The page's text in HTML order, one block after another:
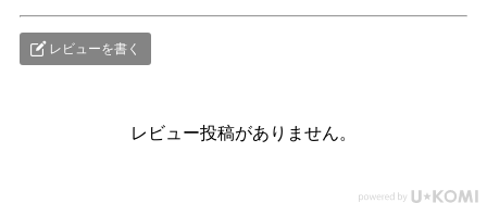
レビューを書く
レビュー投稿がありません。